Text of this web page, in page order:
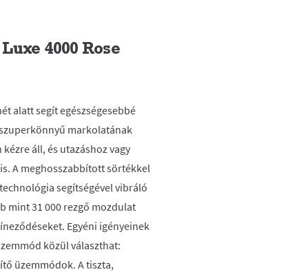
4000 Rose
alatt segít egészségesebbé
markolatának
áll, és utazáshoz vagy
A meghosszabbított sörtékkel
segítségével vibráló
mint 31 000 rezgő mozdulat
Egyéni igényeinek
közül választhat:
üzemmódok. A tiszta,